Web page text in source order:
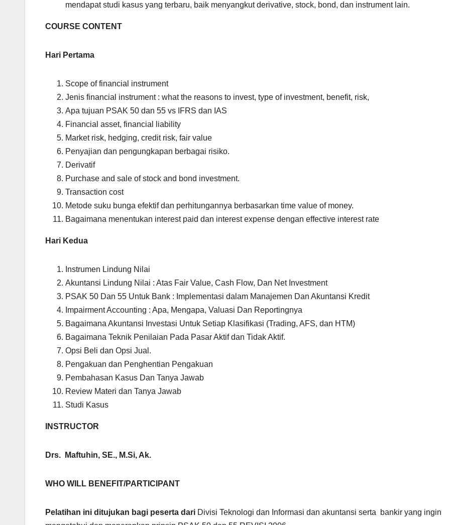
mendapat studi kasus yang terbaru, baik menyangkut derivative, stock, bond, dan instrument lain.
COURSE CONTENT
Hari Pertama
Scope of financial instrument
Jenis financial instrument : what the reasons to invest, type of investment, benefit, risk,
Apa tujuan PSAK 50 dan 55 vs IFRS dan IAS
Financial asset, financial liability
Market risk, hedging, credit risk, fair value
Penyajian dan pengungkapan berbagai risiko.
Derivatif
Purchase and sale of stock and bond investment.
Transaction cost
Metode suku bunga efektif dan perhitungannya berbasarkan time value of money.
Bagaimana menentukan interest paid dan interest expense dengan effective interest rate
Hari Kedua
Instrumen Lindung Nilai
Akuntansi Lindung Nilai : Atas Fair Value, Cash Flow, Dan Net Investment
PSAK 50 Dan 55 Untuk Bank : Implementasi dalam Manajemen Dan Akuntansi Kredit
Impairment Accounting : Apa, Mengapa, Valuasi Dan Reportingnya
Bagaimana Akuntansi Investasi Untuk Setiap Klasifikasi (Trading, AFS, dan HTM)
Bagaimana Teknik Penilaian Pada Pasar Aktif dan Tidak Aktif.
Opsi Beli dan Opsi Jual.
Pengakuan dan Penghentian Pengakuan
Pembahasan Kasus Dan Tanya Jawab
Review Materi dan Tanya Jawab
Studi Kasus
INSTRUCTOR
Drs. Maftuhin, SE., M.Si, Ak.
WHO WILL BENEFIT/PARTICIPANT
Pelatihan ini ditujukan bagi peserta dari Divisi Teknologi dan Informasi dan akuntansi serta bankir yang ingin